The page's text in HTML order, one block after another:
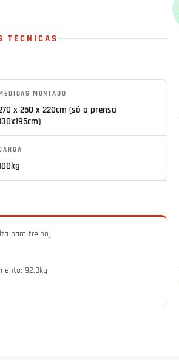
TÉCNICAS
MONTADO
x 250 x 220cm (só a prensa
para treino)
92.8kg